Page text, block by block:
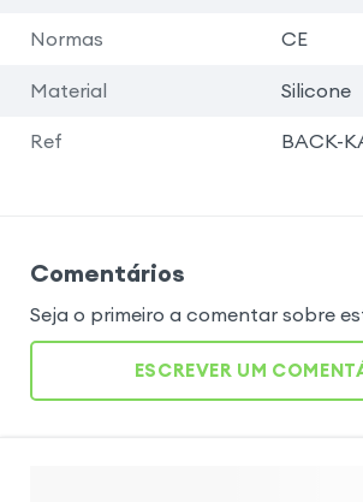
Normas CE
Material Silicone
Ref BACK-
Comentários
Seja o primeiro a comentar sobre
ESCREVER UM